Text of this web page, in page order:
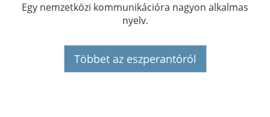
Egy nemzetközi kommunikációra nagyon alkalmas
nyelv.
Többet az eszperantóról